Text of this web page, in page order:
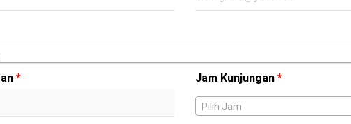
* Jam Kunjungan *
Pilih Jam